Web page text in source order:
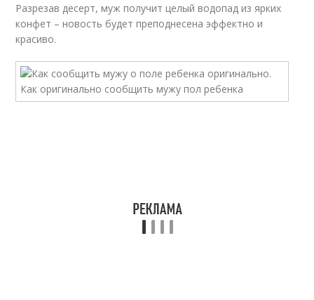
Разрезав десерт, муж получит целый водопад из ярких
конфет – новость будет преподнесена эффектно и
красиво.